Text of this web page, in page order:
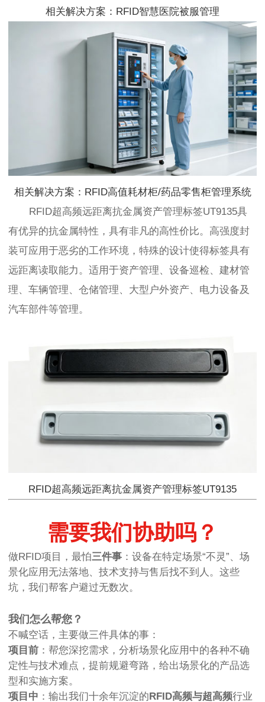
相关解决方案：RFID智慧医院被服管理
相关解决方案：RFID高值耗材柜/药品零售柜管理系统
RFID超高频远距离抗金属资产管理标签UT9135具
有优异的抗金属特性，具有非凡的高性价比。高强度封
装可应用于恶劣的工作环境，特殊的设计使得标签具有
远距离读取能力。适用于资产管理、设备巡检、建材管
理、车辆管理、仓储管理、大型户外资产、电力设备及
汽车部件等管理。
RFID超高频远距离抗金属资产管理标签UT9135
需要我们协助吗？
做RFID项目，最怕三件事 ：设备在特定场景“不灵”、场
景化应用无法落地、技术支持与售后找不到人。这些
坑，我们帮客户避过无数次。
我们怎么帮您？
不喊空话，主要做三件具体的事：
项目前 ：帮您深挖需求，分析场景化应用中的各种不确
定性与技术难点，提前规避弯路，给出场景化的产品选
型和实施方案。
项目中 ：输出我们十余年沉淀的RFID高频与超高频行业